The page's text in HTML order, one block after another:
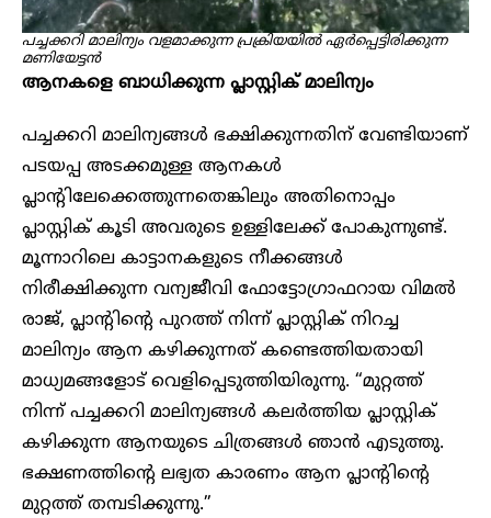
പച്ചക്കറി മാലിന്യം വളമാക്കുന്ന പ്രക്രിയയിൽ ഏർപ്പെട്ടിരിക്കുന്ന
മണിയേട്ടൻ
ആനകളെ ബാധിക്കുന്ന പ്ലാസ്റ്റിക് മാലിന്യം
പച്ചക്കറി മാലിന്യങ്ങൾ ഭക്ഷിക്കുന്നതിന് വേണ്ടിയാണ്
പടയപ്പ അടക്കമുള്ള ആനകൾ
പ്ലാന്റിലേക്കെത്തുന്നതെങ്കിലും അതിനൊപ്പം
പ്ലാസ്റ്റിക് കൂടി അവരുടെ ഉള്ളിലേക്ക് പോകുന്നുണ്ട്.
മൂന്നാറിലെ കാട്ടാനകളുടെ നീക്കങ്ങൾ
നിരീക്ഷിക്കുന്ന വന്യജീവി ഫോട്ടോഗ്രാഫറായ വിമൽ
രാജ്, പ്ലാന്റിന്റെ പുറത്ത് നിന്ന് പ്ലാസ്റ്റിക് നിറച്ച
മാലിന്യം ആന കഴിക്കുന്നത് കണ്ടെത്തിയതായി
മാധ്യമങ്ങളോട് വെളിപ്പെടുത്തിയിരുന്നു. “മുറ്റത്ത്
നിന്ന് പച്ചക്കറി മാലിന്യങ്ങൾ കലർത്തിയ പ്ലാസ്റ്റിക്
കഴിക്കുന്ന ആനയുടെ ചിത്രങ്ങൾ ഞാൻ എടുത്തു.
ഭക്ഷണത്തിന്റെ ലഭ്യത കാരണം ആന പ്ലാന്റിന്റെ
മുറ്റത്ത് തമ്പടിക്കുന്നു.”